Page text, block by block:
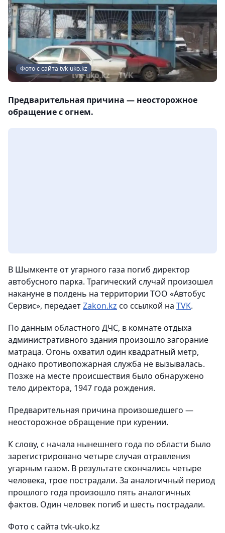
Фото с сайта tvk-uko.kz
Предварительная причина — неосторожное
обращение с огнем.
В Шымкенте от угарного газа погиб директор
автобусного парка. Трагический случай произошел
накануне в полдень на территории ТОО «Автобус
Сервис», передаетZakon.kz со ссылкой на TVK.
По данным областного ДЧС, в комнате отдыха
административного здания произошло загорание
матраца. Огонь охватил один квадратный метр,
однако противопожарная служба не вызывалась.
Позже на месте происшествия было обнаружено
тело директора, 1947 года рождения.
Предварительная причина произошедшего —
неосторожное обращение при курении.
К слову, с начала нынешнего года по области было
зарегистрировано четыре случая отравления
угарным газом. В результате скончались четыре
человека, трое пострадали. За аналогичный период
прошлого года произошло пять аналогичных
фактов. Один человек погиб и шесть пострадали.
Фото с сайта tvk-uko.kz